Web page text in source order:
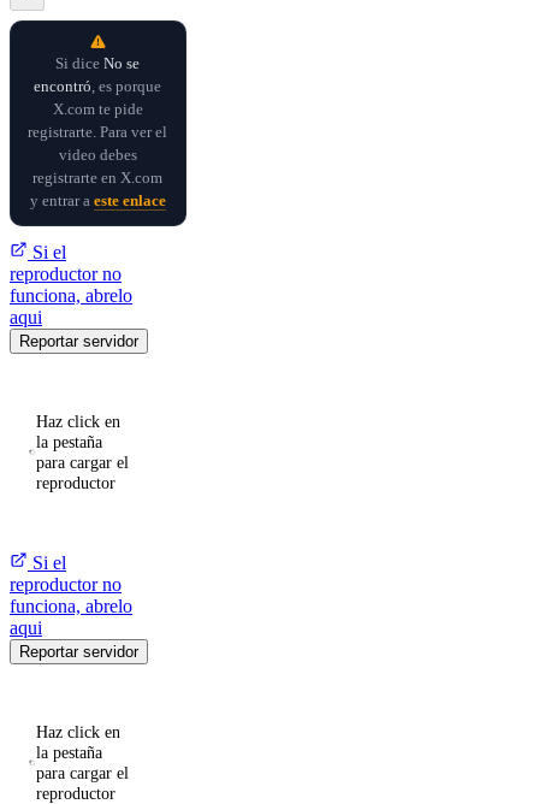
Si diceNo se
encontró, es porque
X.com te pide
registrarte. Para ver el
video debes
registrarte en X.com
y entrar a este enlace
Si el
reproductor no
funciona, abrelo
aqui
Reportar servidor
Haz click en
la pestaña
para cargar el
reproductor
Si el
reproductor no
funciona, abrelo
aqui
Reportar servidor
Haz click en
la pestaña
para cargar el
reproductor